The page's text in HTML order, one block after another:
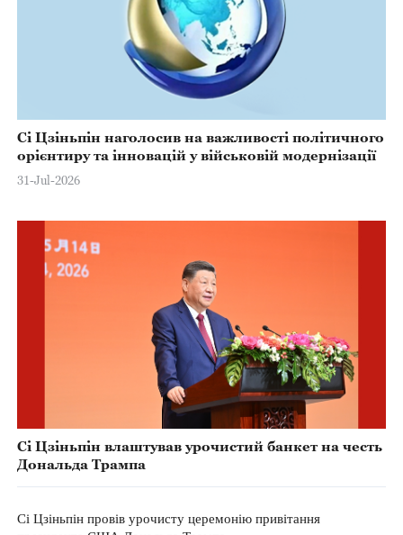
Сі Цзіньпін наголосив на важливості політичного
орієнтиру та інновацій у військовій модернізації
31-Jul-2026
Сі Цзіньпін влаштував урочистий банкет на честь
Дональда Трампа
Сі Цзіньпін провів урочисту церемонію привітання